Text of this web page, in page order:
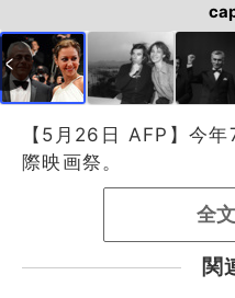
【5月26日 AFP】今
際映画祭。
全
関